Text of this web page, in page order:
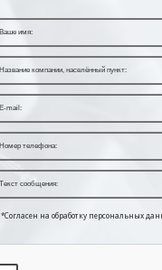
*Согласен на обработку персональных